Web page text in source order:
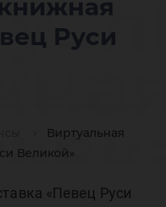
Руси
Виртуальная
Великой»
«Певец Руси